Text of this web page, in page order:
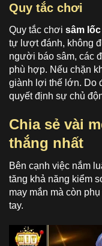
Quy tắc chơi
Quy tắc chơi sâm lốc
tự lượt đánh, không
người báo sâm, các
phù hợp. Nếu chặn
giành lợi thế lớn. Do
quyết định sự chủ
Chia sẻ vài
thắng nhất
Bên cạnh việc nắm
tăng khả năng kiểm
may mắn mà còn
tay.